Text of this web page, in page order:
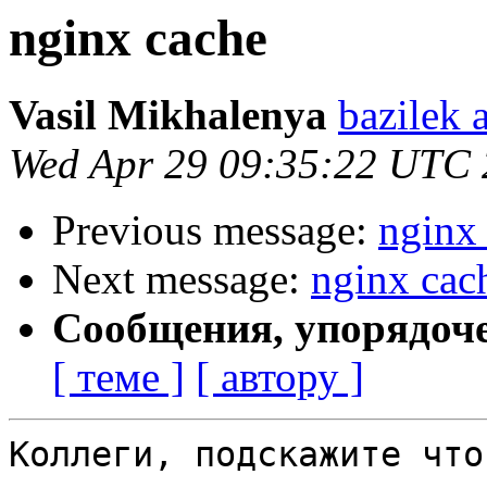
nginx cache
Vasil Mikhalenya bazilek
Wed Apr 29 09:35:22 UTC
Previous message: nginx
Next message: nginx
Сообщения,
[ теме ] [ автору ]
Коллеги, подскажите